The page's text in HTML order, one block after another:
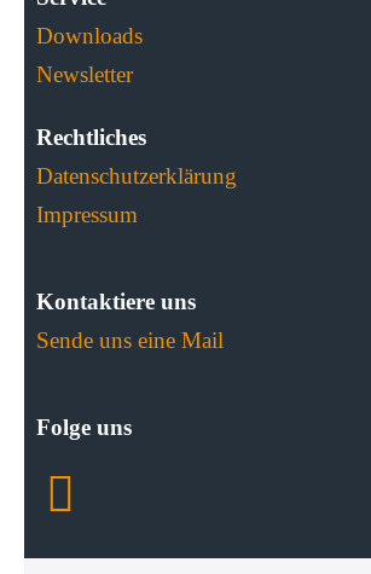
Downloads
Newsletter
Rechtliches
Datenschutzerklärung
Impressum
Kontaktiere uns
Sende uns eine Mail
Folge uns